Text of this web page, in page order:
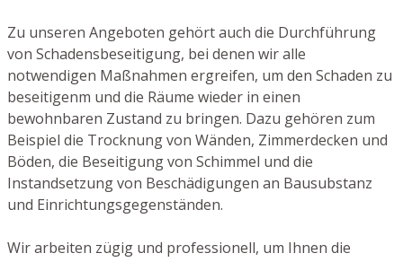
Zu unseren Angeboten gehört auch die Durchführung
von Schadensbeseitigung, bei denen wir alle
notwendigen Maßnahmen ergreifen, um den Schaden zu
beseitigenm und die Räume wieder in einen
bewohnbaren Zustand zu bringen. Dazu gehören zum
Beispiel die Trocknung von Wänden, Zimmerdecken und
Böden, die Beseitigung von Schimmel und die
Instandsetzung von Beschädigungen an Bausubstanz
und Einrichtungsgegenständen.
Wir arbeiten zügig und professionell, um Ihnen die